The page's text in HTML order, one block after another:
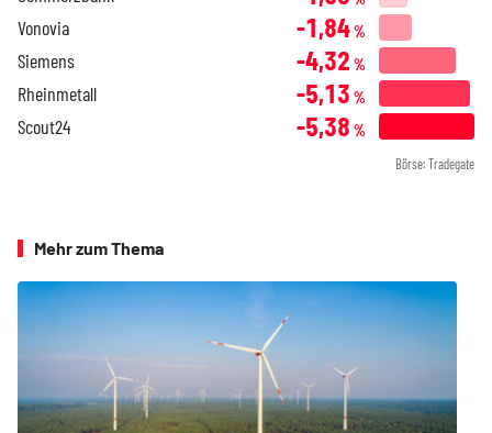
Vonovia -1,84%
Siemens -4,32 %
Rheinmetall -5,13 %
Scout24 -5,38 %
Börse: Tradegate
Mehr zum Thema